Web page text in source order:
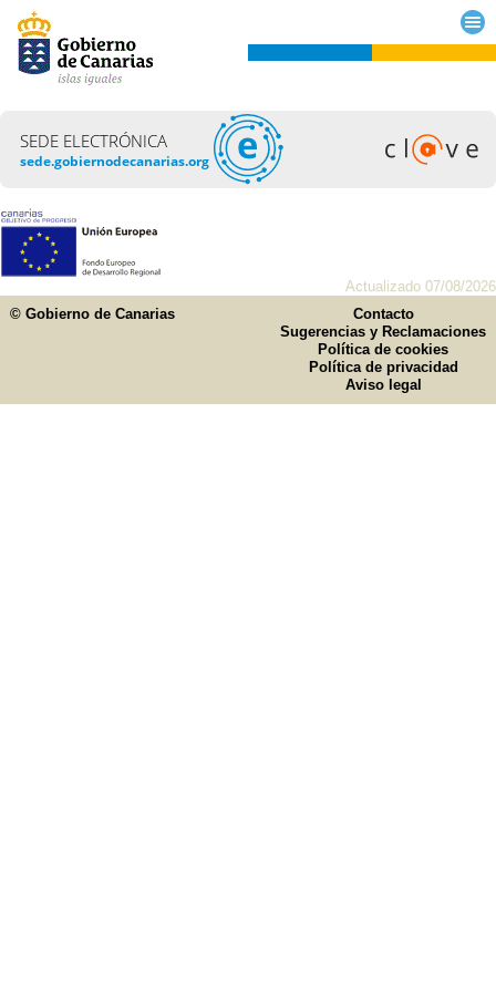
SEDE ELECTRÓNICA
sede.gobiernodecanarias.org
Actualizado 07/08/2026
© Gobierno de Canarias
Contacto
Sugerencias y Reclamaciones
Política de cookies
Política de privacidad
Aviso legal